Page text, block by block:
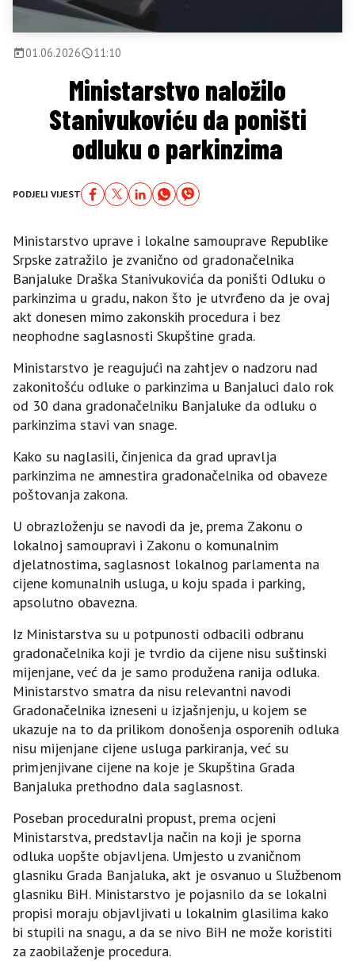
01.06.2026 11:10
Ministarstvo naložilo
Stanivukoviću da poništi
odluku o parkinzima
PODJELI VIJEST
Ministarstvo uprave i lokalne samouprave Republike
Srpske zatražilo je zvanično od gradonačelnika
Banjaluke Draška Stanivukovića da poništi Odluku o
parkinzima u gradu, nakon što je utvrđeno da je ovaj
akt donesen mimo zakonskih procedura i bez
neophodne saglasnosti Skupštine grada.
Ministarstvo je reagujući na zahtjev o nadzoru nad
zakonitošću odluke o parkinzima u Banjaluci dalo rok
od 30 dana gradonačelniku Banjaluke da odluku o
parkinzima stavi van snage.
Kako su naglasili, činjenica da grad upravlja
parkinzima ne amnestira gradonačelnika od obaveze
poštovanja zakona.
U obrazloženju se navodi da je, prema Zakonu o
lokalnoj samoupravi i Zakonu o komunalnim
djelatnostima, saglasnost lokalnog parlamenta na
cijene komunalnih usluga, u koju spada i parking,
apsolutno obavezna.
Iz Ministarstva su u potpunosti odbacili odbranu
gradonačelnika koji je tvrdio da cijene nisu suštinski
mijenjane, već da je samo produžena ranija odluka.
Ministarstvo smatra da nisu relevantni navodi
Gradonačelnika izneseni u izjašnjenju, u kojem se
ukazuje na to da prilikom donošenja osporenih odluka
nisu mijenjane cijene usluga parkiranja, već su
primjenjivane cijene na koje je Skupština Grada
Banjaluka prethodno dala saglasnost.
Poseban proceduralni propust, prema ocjeni
Ministarstva, predstavlja način na koji je sporna
odluka uopšte objavljena. Umjesto u zvaničnom
glasniku Grada Banjaluka, akt je osvanuo u Službenom
glasniku BiH. Ministarstvo je pojasnilo da se lokalni
propisi moraju objavljivati u lokalnim glasilima kako
bi stupili na snagu, a da se nivo BiH ne može koristiti
za zaobilaženje procedura.